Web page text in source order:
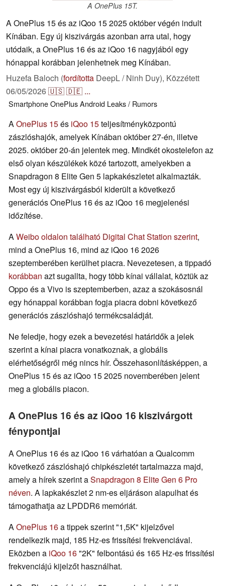
A OnePlus 15T.
A OnePlus 15 és az iQoo 15 2025 október végén indult
Kínában. Egy új kiszivárgás azonban arra utal, hogy
utódaik, a OnePlus 16 és az iQoo 16 nagyjából egy
hónappal korábban jelenhetnek meg Kínában.
Huzefa Baloch (fordította DeepL / Ninh Duy), Közzétett
06/05/2026🇺🇸🇩🇪 ...
SmartphoneOnePlusAndroid Leaks / Rumors
AOnePlus 15és iQoo 15teljesítményközpontú
zászlóshajók, amelyek Kínában október 27-én, illetve
2025. október 20-án jelentek meg. Mindkét okostelefon az
első olyan készülékek közé tartozott, amelyekben a
Snapdragon 8 Elite Gen 5 lapkakészletet alkalmazták.
Most egy új kiszivárgásból kiderült a következő
generációs OnePlus 16 és az iQoo 16 megjelenési
időzítése.
AWeibo oldalon található Digital Chat Station szerint,
mind a OnePlus 16, mind az iQoo 16 2026
szeptemberében kerülhet piacra. Nevezetesen, a tippadó
korábban azt sugallta, hogy több kínai vállalat, köztük az
Oppo és a Vivo is szeptemberben, azaz a szokásosnál
egy hónappal korábban fogja piacra dobni következő
generációs zászlóshajó termékcsaládját.
Ne feledje, hogy ezek a bevezetési határidők a jelek
szerint a kínai piacra vonatkoznak, a globális
elérhetőségről még nincs hír. Összehasonlításképpen, a
OnePlus 15 és az iQoo 15 2025 novemberében jelent
meg a globális piacon.
A OnePlus 16 és az iQoo 16 kiszivárgott
fénypontjai
A OnePlus 16 és az iQoo 16 várhatóan a Qualcomm
következő zászlóshajó chipkészletét tartalmazza majd,
amely a hírek szerint aSnapdragon 8 Elite Gen 6 Pro
néven. A lapkakészlet 2 nm-es eljáráson alapulhat és
támogathatja az LPDDR6 memóriát.
AOnePlus 16a tippek szerint "1,5K" kijelzővel
rendelkezik majd, 185 Hz-es frissítési frekvenciával.
Eközben a iQoo 16"2K" felbontású és 165 Hz-es frissítési
frekvenciájú kijelzőt használhat.